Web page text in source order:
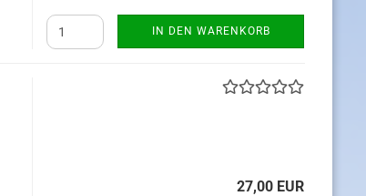
IN DEN WARENKORB
27,00 EUR